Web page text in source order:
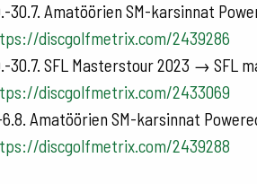
30.7. Amatöörien SM-karsinnat
discgolfmetrix.com/2439286
30.7. SFL Masterstour 2023 → SFL
discgolfmetrix.com/2433069
Amatöörien SM-karsinnat
discgolfmetrix.com/2439288